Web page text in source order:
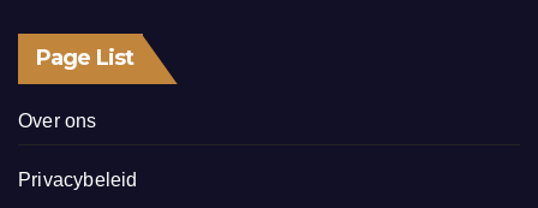
Page List
Over ons
Privacybeleid